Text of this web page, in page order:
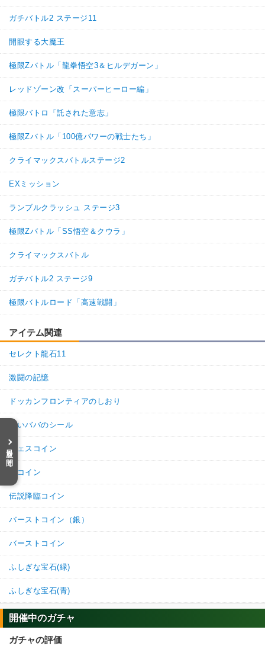
目次を開く
ガチバトル2 ステージ11
開眼する大魔王
極限Zバトル「龍拳悟空3＆ヒルデガーン」
レッドゾーン改「スーパーヒーロー編」
極限バトロ「託された意志」
極限Zバトル「100億パワーの戦士たち」
クライマックスバトルステージ2
EXミッション
ランブルクラッシュ ステージ3
極限Zバトル「SS悟空＆クウラ」
クライマックスバトル
ガチバトル2 ステージ9
極限バトルロード「高速戦闘」
アイテム関連
セレクト龍石11
激闘の記憶
ドッカンフロンティアのしおり
占いババのシール
フェスコイン
祭コイン
伝説降臨コイン
バーストコイン（銀）
バーストコイン
ふしぎな宝石(緑)
ふしぎな宝石(青)
開催中のガチャ
ガチャの評価